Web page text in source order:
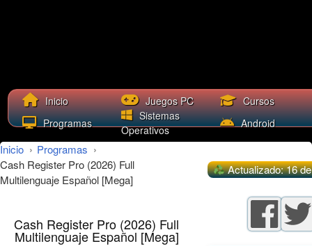
Inicio Juegos PC
Cursos
Programas
Sistemas
Operativos
Android
Inicio › Programas ›
Cash Register Pro (2026) Full
Multilenguaje Español [Mega]
Cash Register Pro (2026) Full
Multilenguaje Español [Mega]
Actualizado: 16